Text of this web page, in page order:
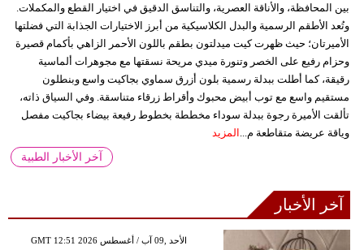
بين المحافظة، والأناقة العصرية، والتناسق الدقيق في اختيار القطع والمكملات.
وتُعد الأطقم الرسمية والبدل الكلاسيكية من أبرز الاختيارات الجذابة التي فضلتها
الأميرتان؛ حيث ظهرت كيت ميدلتون بطقم باللون الأحمر الزاهي بأكمام قصيرة
وحزام رفيع على الخصر وتنورة ميدي مريحة نسقتها مع مجوهرات ألماسية
رقيقة، كما أطلت ببدلة رسمية بلون أزرق سماوي بجاكيت واسع وبنطلون
مستقيم واسع مع توب أبيض محبوك وأقراط زرقاء متناسقة. وفي السياق ذاته،
تألقت الأميرة رجوة ببدلة سوداء مخططة بخطوط رفيعة بيضاء بجاكيت مفصل
وياقة عريضة متقاطعة م...
المزيد
آخر الأخبار الطبية
آخر الأخبار
GMT 12:51 2026 الأحد ,09 آب / أغسطس